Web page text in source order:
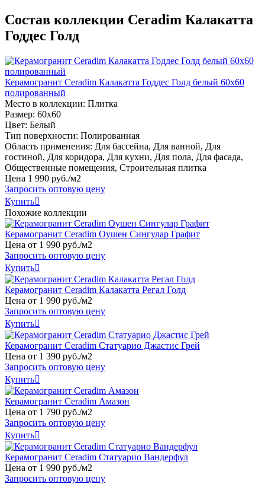
Состав коллекции Ceradim Калакатта
Годдес Голд
Керамогранит Ceradim Калакатта Годдес Голд белый 60х60
полированный
Место в коллекции: Плитка
Размер: 60х60
Цвет: Белый
Тип поверхности: Полированная
Область применения: Для бассейна, Для ванной, Для
гостиной, Для коридора, Для кухни, Для пола, Для фасада,
Общественные помещения, Строительная плитка
Цена 1 990 руб./м2
Запросить оптовую цену
Купить
Похожие коллекции
Керамогранит Ceradim Оушен Сингулар Графит
Цена от 1 990 руб./м2
Запросить оптовую цену
Купить
Керамогранит Ceradim Калакатта Регал Голд
Цена от 1 990 руб./м2
Запросить оптовую цену
Купить
Керамогранит Ceradim Статуарио Джастис Грей
Цена от 1 390 руб./м2
Запросить оптовую цену
Купить
Керамогранит Ceradim Амазон
Цена от 1 790 руб./м2
Запросить оптовую цену
Купить
Керамогранит Ceradim Статуарио Вандерфул
Цена от 1 990 руб./м2
Запросить оптовую цену